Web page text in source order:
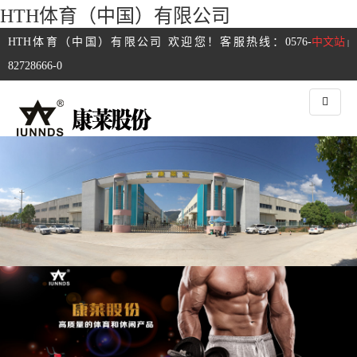
HTH体育（中国）有限公司
中文站 |
HTH体育（中国）有限公司 欢迎您！客服热线：0576-
82728666-0